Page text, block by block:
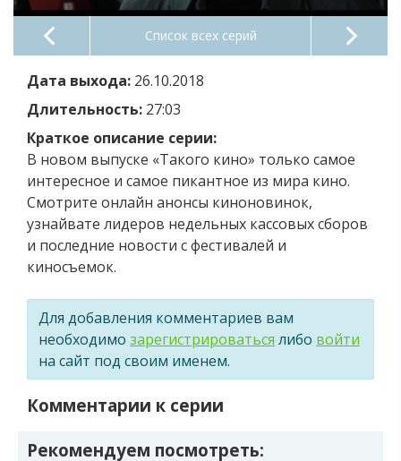
Список всех серий
Дата выхода: 26.10.2018
Длительность: 27:03
Краткое описание серии:
В новом выпуске «Такого кино» только самое
интересное и самое пикантное из мира кино.
Смотрите онлайн анонсы киноновинок,
узнайвате лидеров недельных кассовых сборов
и последние новости с фестивалей и
киносъемок.
Для добавления комментариев вам
необходимо зарегистрироваться либо войти
на сайт под своим именем.
Комментарии к серии
Рекомендуем посмотреть: